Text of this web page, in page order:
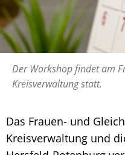
Der Workshop findet am
Kreisverwaltung statt.
Das Frauen- und
Kreisverwaltung und